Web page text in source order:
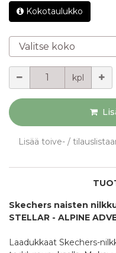
Kokotaulukko
Valitse koko
kpl
Lisää toive- /
Skechers naisten
STELLAR - ALPINE
Laadukkaat Skechers-